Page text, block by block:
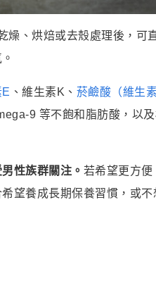
、烘焙或去殼處理後，
、維生素K、 菸鹼酸（維生素
9 等不飽和脂肪酸，以
性族群關注。 若希望更方
望養成長期保養習慣，或